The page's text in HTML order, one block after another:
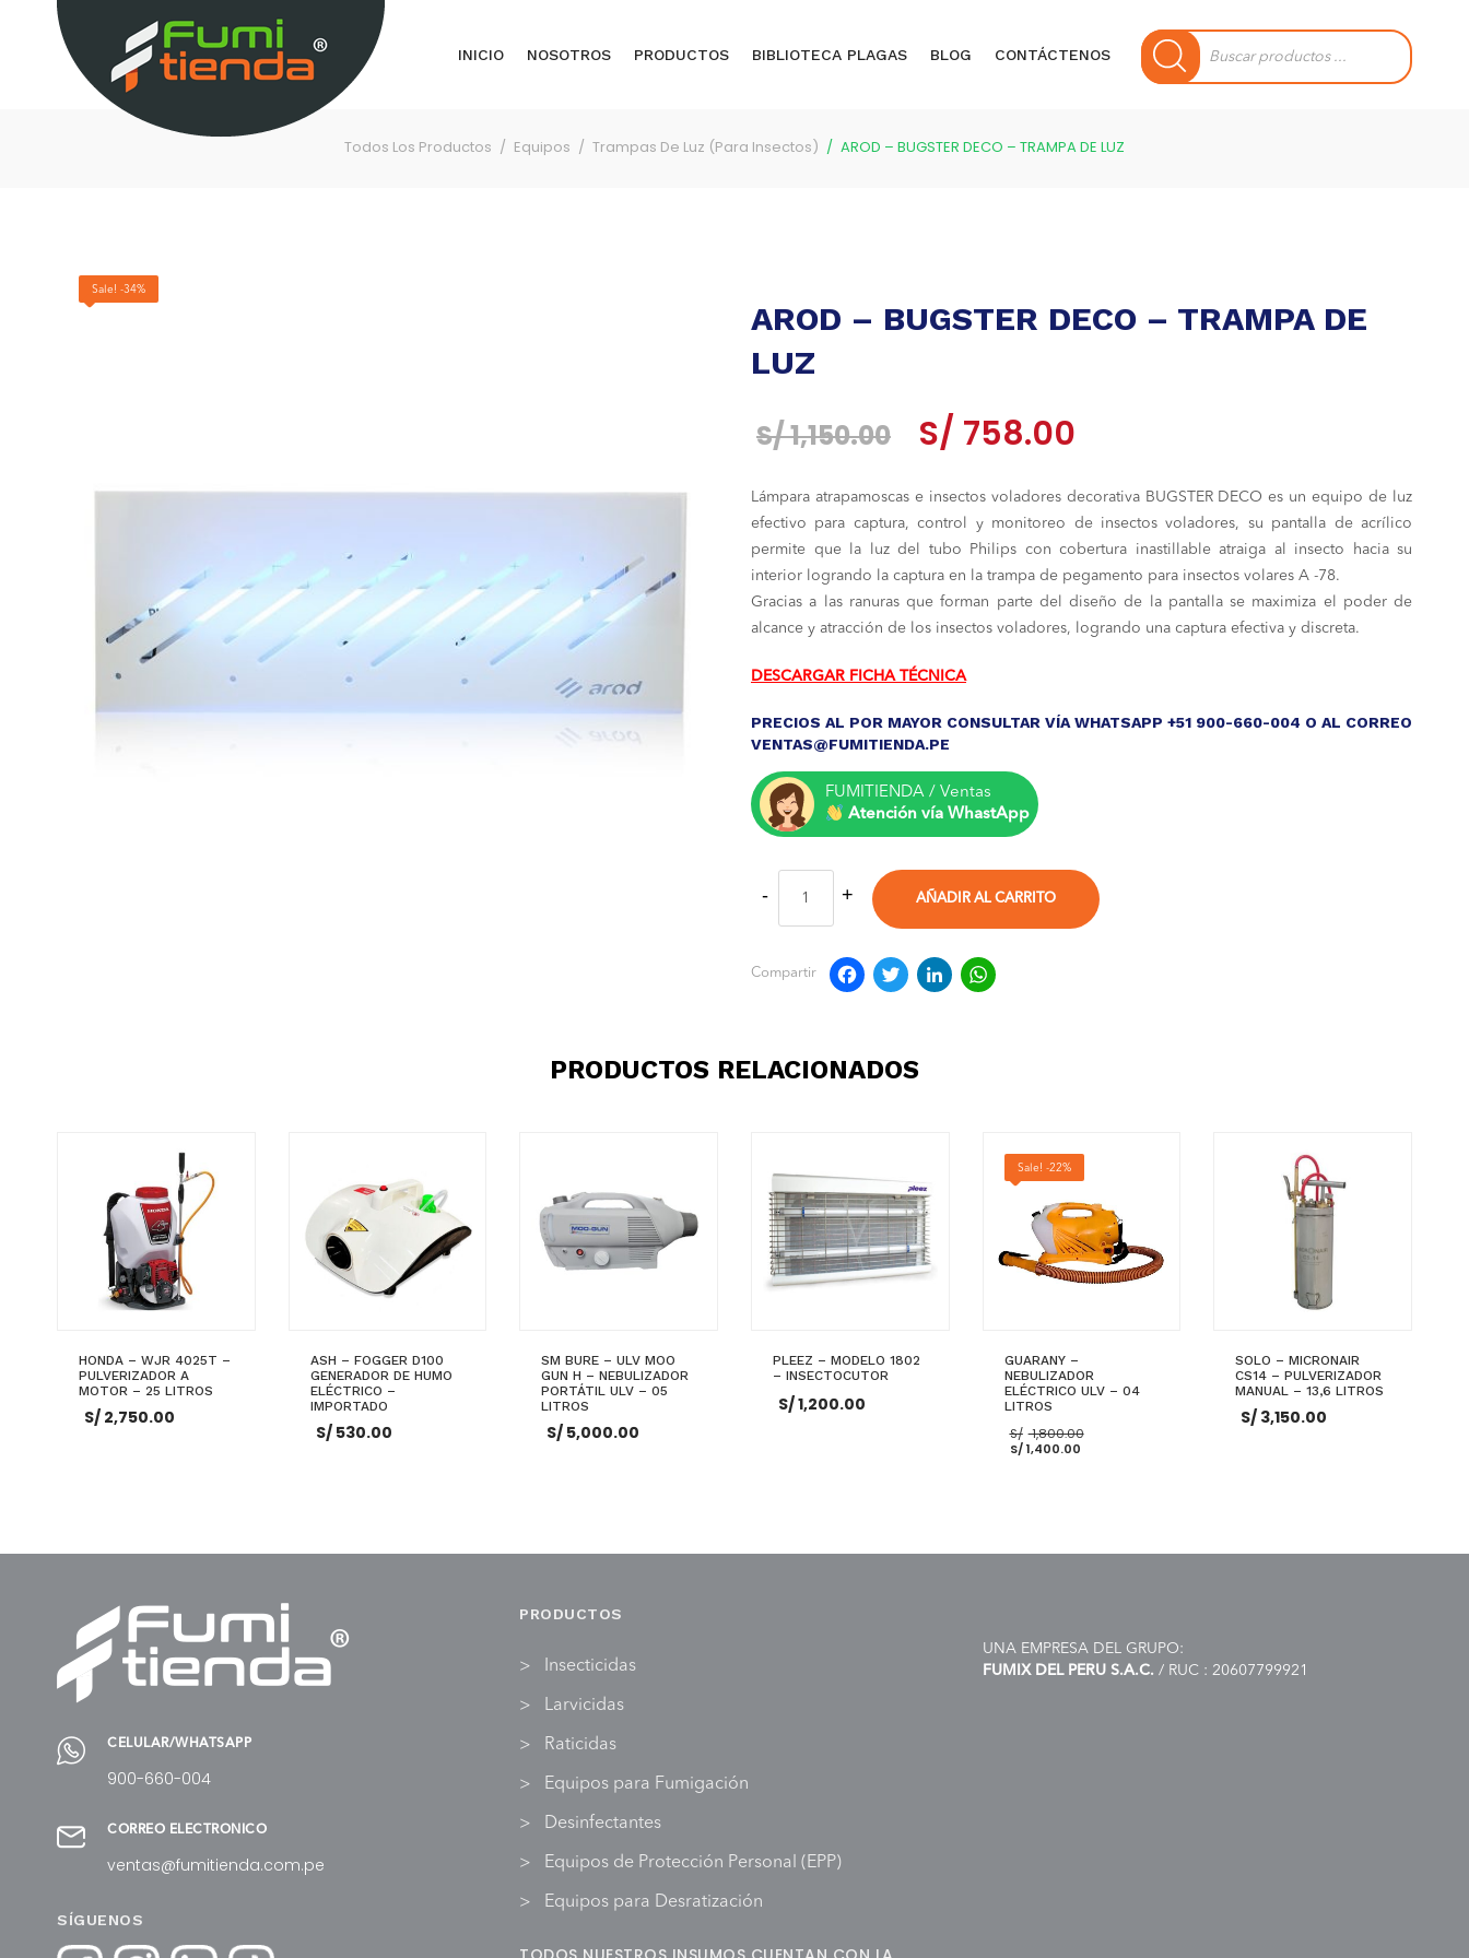
INICIO NOSOTROS PRODUCTOS BIBLIOTECA PLAGAS BLOG CONTÁCTENOS
Búsqueda
de
productos
Todos Los Productos Equipos Trampas De Luz (Para Insectos) AROD – BUGSTER DECO – TRAMPA DE LUZ
Sale! -34%
AROD – BUGSTER DECO – TRAMPA DE
LUZ
S/1,150.00
El
original
era:
S/ 1,150.00.
S/ 758.00
actual
es:
S/ 758.00.
Lámpara atrapamoscas e insectos voladores decorativa BUGSTER DECO es un equipo de luz
efectivo para captura, control y monitoreo de insectos voladores, su pantalla de acrílico
permite que la luz del tubo Philips con cobertura inastillable atraiga al insecto hacia su
interior logrando la captura en la trampa de pegamento para insectos volares A -78.
Gracias a las ranuras que forman parte del diseño de la pantalla se maximiza el poder de
alcance y atracción de los insectos voladores, logrando una captura efectiva y discreta.
DESCARGAR FICHA TÉCNICA
PRECIOS AL POR MAYOR CONSULTAR VÍA WHATSAPP +51 900-660-004 O AL CORREO
VENTAS@FUMITIENDA.PE
FUMITIENDA / Ventas
Atención vía WhastApp
AÑADIR AL CARRITO
Compartir Facebook
TwitterLinkedIn
PRODUCTOS RELACIONADOS
HONDA – WJR 4025T –
PULVERIZADOR A
MOTOR – 25 LITROS
S/ 2,750.00
ASH – FOGGER D100
GENERADOR DE HUMO
ELÉCTRICO –
IMPORTADO
S/530.00
SM BURE – ULV MOO
GUN H – NEBULIZADOR
PORTÁTIL ULV – 05
LITROS
S/ 5,000.00
PLEEZ – MODELO 1802
– INSECTOCUTOR
S/1,200.00
Sale! -22%
GUARANY –
NEBULIZADOR
ELÉCTRICO ULV – 04
LITROS
S/ 1,800.00
S/1,400.00
SOLO – MICRONAIR
CS14 – PULVERIZADOR
MANUAL – 13,6 LITROS
S/ 3,150.00
CELULAR/WHATSAPP
900-660-004
CORREO ELECTRÓNICO
ventas@fumitienda.com.pe
SÍGUENOS
PRODUCTOS
Insecticidas
Larvicidas
Raticidas
Equipos para Fumigación
Desinfectantes
Equipos de Protección Personal (EPP)
Equipos para Desratización
UNA EMPRESA DEL GRUPO:
FUMIX DEL PERU S.A.C. / RUC : 20607799921